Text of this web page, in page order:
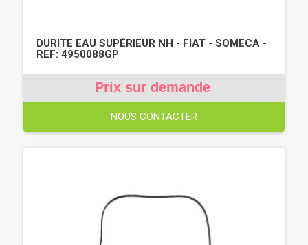
DURITE EAU SUPÉRIEUR NH - FIAT - SOMECA -
REF: 4950088GP
Prix sur demande
NOUS CONTACTER